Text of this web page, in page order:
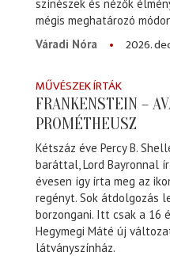
színészek és nézők
mégis meghatározó
Váradi Nóra
2026.
MŰVÉSZEK ÍRTÁK
FRANKENSTEIN –
PROMÉTHEUSZ
Kétszáz éve Percy B.
baráttal, Lord Bayronnal
évesen így írta meg az
regényt. Sok átdolgozás
borzongani. Itt csak a 16
Hegymegi Máté új
látványszínház.